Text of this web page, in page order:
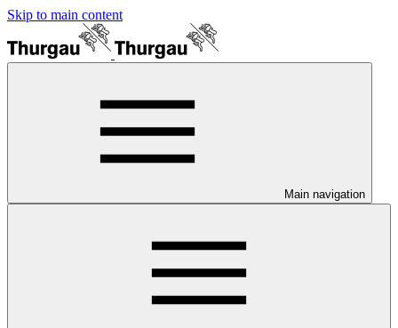
Skip to main content
Main navigation